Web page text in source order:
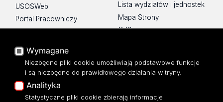
USOSWeb
Portal Pracowniczy
Baza Aktów Własnych
Moodle
Eksperci UŁ
Polityka Prywatności
Dostępność
Lista wydziałów i jednostek
Mapa Strony
O Stronie
Wymagane
Niezbędne pliki cookie umożliwiają podstawowe funkcje
i są niezbędne do prawidłowego działania witryny.
Analityka
Statystyczne pliki cookie zbierają informacje